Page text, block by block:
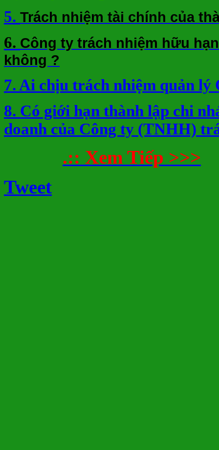
5. Trách nhiệm tài chính của
6. Công ty trách nhiệm hữu
không ?
7. Ai chịu trách nhiệm quản
8. Có giới hạn thành lập chi
doanh của Công ty (TNHH)
.:: Xem Tiếp >>>
Tweet